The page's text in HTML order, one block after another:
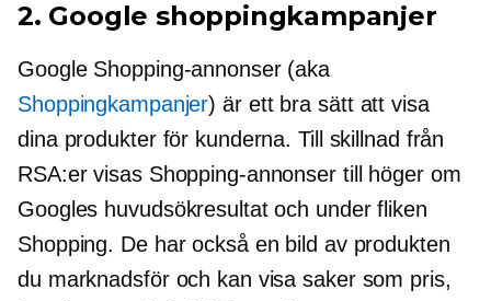
2. Google shoppingkampanjer
Google Shopping-annonser (aka
Shoppingkampanjer) är ett bra sätt att visa
dina produkter för kunderna. Till skillnad från
RSA:er visas Shopping-annonser till höger om
Googles huvudsökresultat och under fliken
Shopping. De har också en bild av produkten
du marknadsför och kan visa saker som pris,